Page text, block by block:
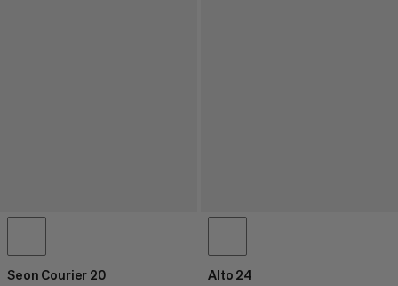
Seon Courier 20 Alto 24